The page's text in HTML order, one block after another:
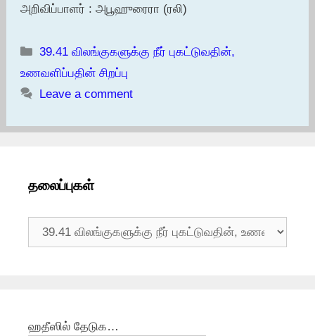
அறிவிப்பாளர் : அபூஹுரைரா (ரலி)
Categories
39.41 விலங்குகளுக்கு நீர் புகட்டுவதின்,
உணவளிப்பதின் சிறப்பு
Leave a comment
தலைப்புகள்
தலைப்புகள்
ஹதீஸில் தேடுக…